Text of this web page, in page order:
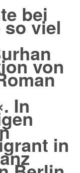
bei
viel
von
In
in